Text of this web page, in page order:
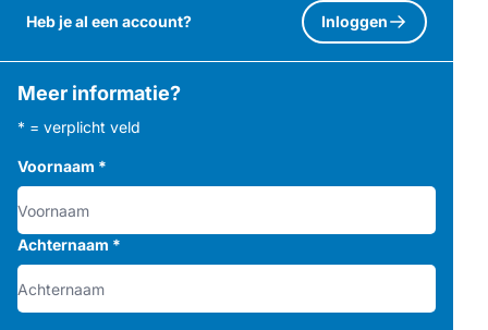
Heb je al een account? Inloggen
Meer informatie?
* = verplicht veld
Voornaam *
Achternaam *